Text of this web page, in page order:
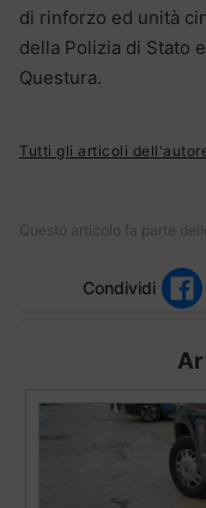
di rinforzo ed unità
della Polizia di Stato
Questura.
Tutti gli articoli
Questo articolo fa parte
Condividi